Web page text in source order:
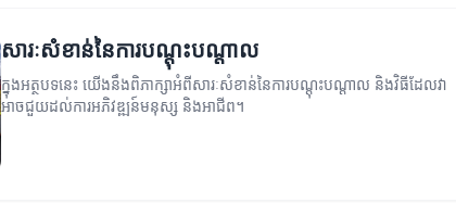
សារៈសំខាន់នៃការបណ្តុះបណ្តាល
ក្នុងអត្ថបទនេះ យើងនឹងពិភាក្សាអំពីសារៈសំខាន់នៃការបណ្តុះបណ្តាល និងវិធីដែលវា
អាចជួយដល់ការអភិវឌ្ឍន៍មនុស្ស និងអាជីព។